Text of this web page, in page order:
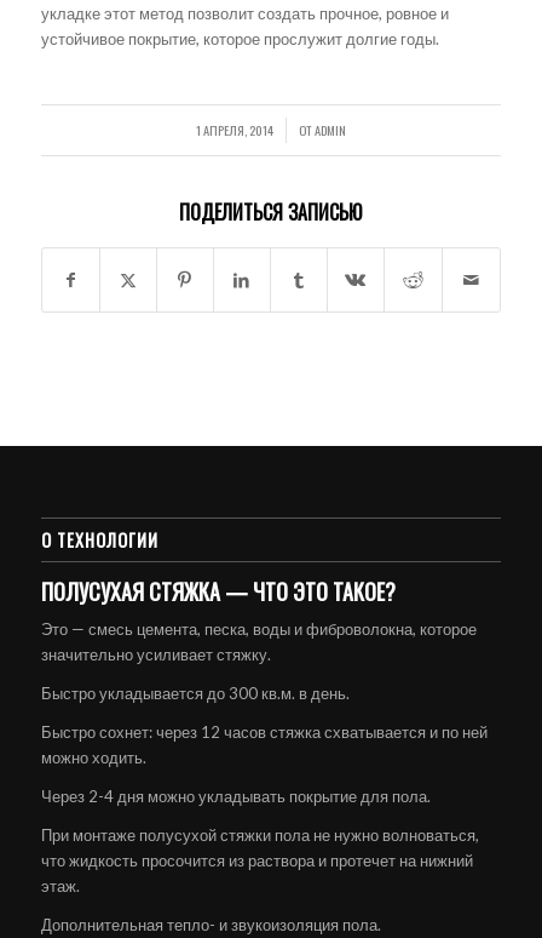
укладке этот метод позволит создать прочное, ровное и
устойчивое покрытие, которое прослужит долгие годы.
1 АПРЕЛЯ, 2014
/ ОТADMIN
ПОДЕЛИТЬСЯ ЗАПИСЬЮ
О ТЕХНОЛОГИИ
ПОЛУСУХАЯ СТЯЖКА — ЧТО ЭТО ТАКОЕ?
Это — смесь цемента, песка, воды и фиброволокна, которое
значительно усиливает стяжку.
Быстро укладывается до 300 кв.м. в день.
Быстро сохнет: через 12 часов стяжка схватывается и по ней
можно ходить.
Через 2-4 дня можно укладывать покрытие для пола.
При монтаже полусухой стяжки пола не нужно волноваться,
что жидкость просочится из раствора и протечет на нижний
этаж.
Дополнительная тепло- и звукоизоляция пола.